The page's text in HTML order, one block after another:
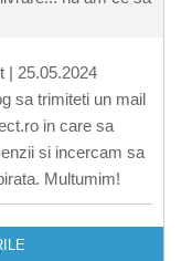
| 25.05.2024
sa trimiteti un mail
in care sa
si incercam sa
Multumim!